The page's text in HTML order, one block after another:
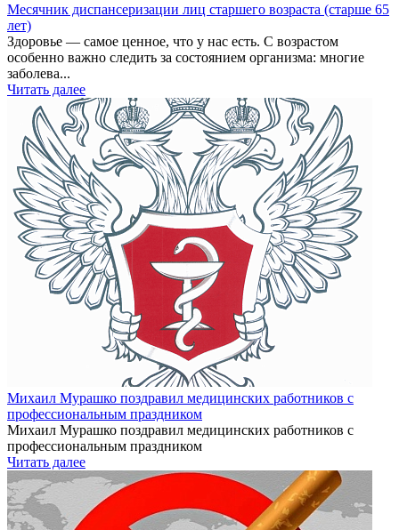
Месячник диспансеризации лиц старшего возраста (старше 65
лет)
Здоровье — самое ценное, что у нас есть. С возрастом
особенно важно следить за состоянием организма: многие
заболева...
Читать далее
Михаил Мурашко поздравил медицинских работников с
профессиональным праздником
Михаил Мурашко поздравил медицинских работников с
профессиональным праздником
Читать далее